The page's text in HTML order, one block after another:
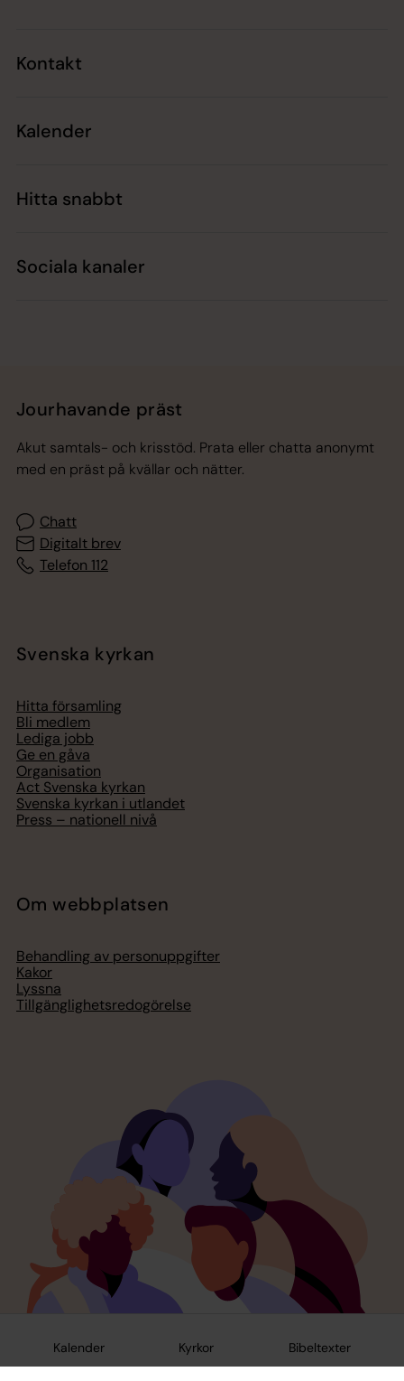
Kalender Kyrkor Bibeltexter
Kontakt
Kalender
Hitta snabbt
Sociala kanaler
Jourhavande präst
Akut samtals- och krisstöd. Prata eller chatta anonymt
med en präst på kvällar och nätter.
Chatt
Digitalt brev
Telefon 112
Svenska kyrkan
Hitta församling
Bli medlem
Lediga jobb
Ge en gåva
Organisation
Act Svenska kyrkan
Svenska kyrkan i utlandet
Press – nationell nivå
Om webbplatsen
Behandling av personuppgifter
Kakor
Lyssna
Tillgänglighetsredogörelse